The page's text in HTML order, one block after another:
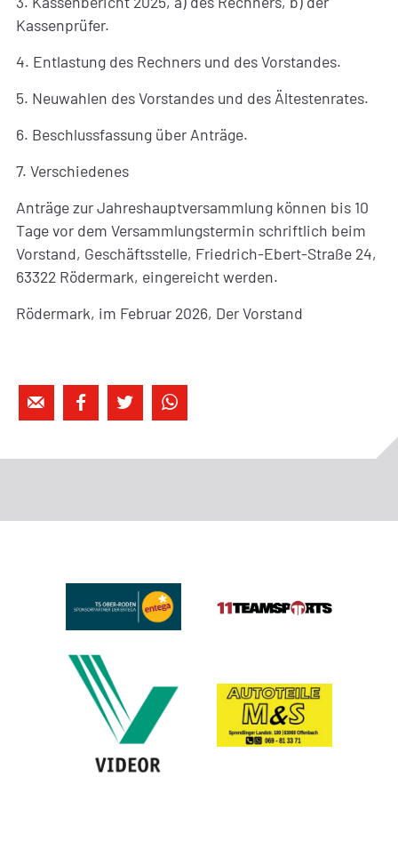
Kassenprüfer.
4. Entlastung des Rechners und des Vorstandes.
5. Neuwahlen des Vorstandes und des Ältestenrates.
6. Beschlussfassung über Anträge.
7. Verschiedenes
Anträge zur Jahreshauptversammlung können bis 10
Tage vor dem Versammlungstermin schriftlich beim
Vorstand, Geschäftsstelle, Friedrich-Ebert-Straße 24,
63322 Rödermark, eingereicht werden.
Rödermark, im Februar 2026, Der Vorstand
   